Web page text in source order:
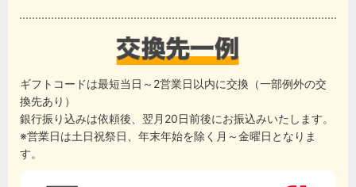
ギフトコードは最短当日～2営業日以内に交換（一部例外の交
換先あり）
銀行振り込みは依頼後、翌月20日前後にお振込みいたします。
※営業日は土日祝祭日、年末年始を除く月～金曜日となりま
す。